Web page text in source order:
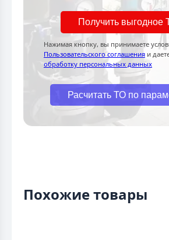
Получить выгодное
Нажимая кнопку, вы принимаете
Пользовательского соглашения и
обработку персональных данных
Расчитать ТО по
Похожие товары